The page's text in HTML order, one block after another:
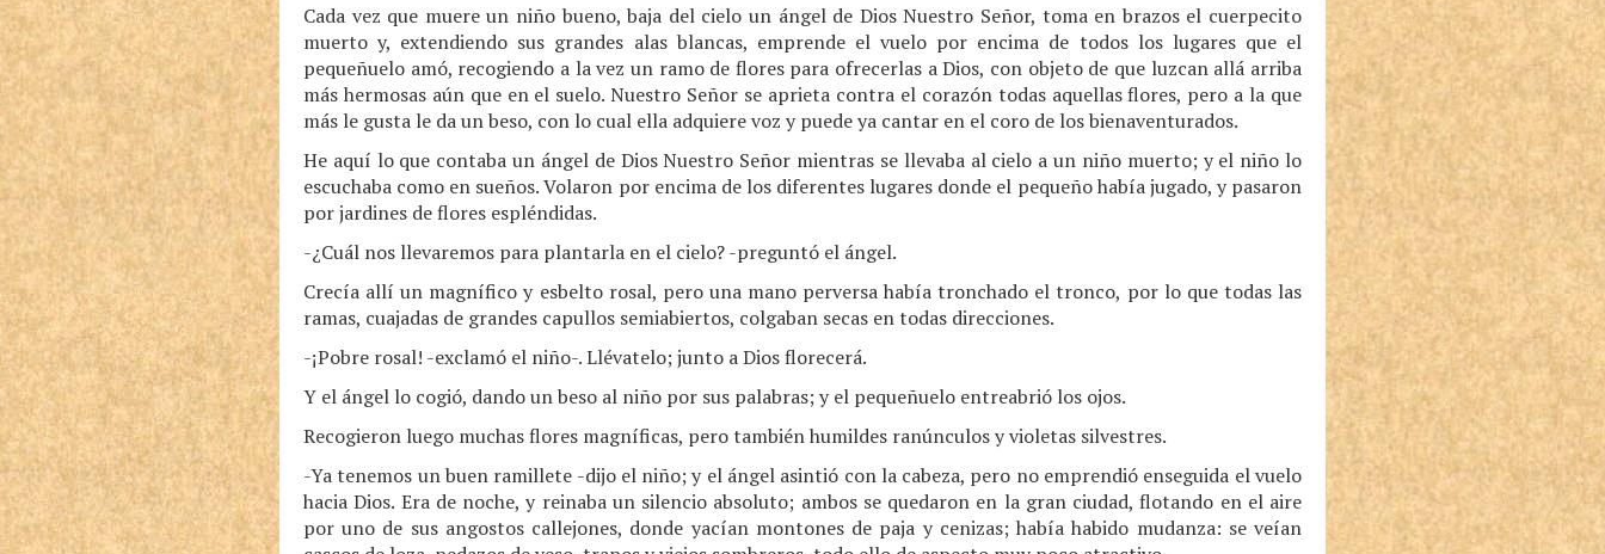
Cada vez que muere un niño bueno, baja del cielo un ángel de Dios Nuestro Señor, toma en brazos el cuerpecito
muerto y, extendiendo sus grandes alas blancas, emprende el vuelo por encima de todos los lugares que el
pequeñuelo amó, recogiendo a la vez un ramo de flores para ofrecerlas a Dios, con objeto de que luzcan allá arriba
más hermosas aún que en el suelo. Nuestro Señor se aprieta contra el corazón todas aquellas flores, pero a la que
más le gusta le da un beso, con lo cual ella adquiere voz y puede ya cantar en el coro de los bienaventurados.
He aquí lo que contaba un ángel de Dios Nuestro Señor mientras se llevaba al cielo a un niño muerto; y el niño lo
escuchaba como en sueños. Volaron por encima de los diferentes lugares donde el pequeño había jugado, y pasaron
por jardines de flores espléndidas.
-¿Cuál nos llevaremos para plantarla en el cielo? -preguntó el ángel.
Crecía allí un magnífico y esbelto rosal, pero una mano perversa había tronchado el tronco, por lo que todas las
ramas, cuajadas de grandes capullos semiabiertos, colgaban secas en todas direcciones.
-¡Pobre rosal! -exclamó el niño-. Llévatelo; junto a Dios florecerá.
Y el ángel lo cogió, dando un beso al niño por sus palabras; y el pequeñuelo entreabrió los ojos.
Recogieron luego muchas flores magníficas, pero también humildes ranúnculos y violetas silvestres.
-Ya tenemos un buen ramillete -dijo el niño; y el ángel asintió con la cabeza, pero no emprendió enseguida el vuelo
hacia Dios. Era de noche, y reinaba un silencio absoluto; ambos se quedaron en la gran ciudad, flotando en el aire
por uno de sus angostos callejones, donde yacían montones de paja y cenizas; había habido mudanza: se veían